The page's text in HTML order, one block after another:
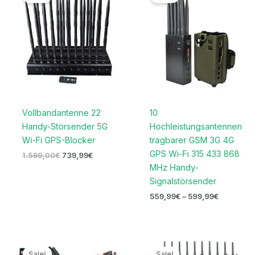
Vollbandantenne 22
Handy-Störsender 5G
Wi-Fi GPS-Blocker
1.599,00€
1.599,00€
739,99€
739,99€.
10
Hochleistungsantennen
tragbarer GSM 3G 4G
GPS Wi-Fi 315 433 868
MHz Handy-
Signalstörsender
559,99€ – 599,99€
Preis
Ursprünglicher
Preis
Aktueller
Preis